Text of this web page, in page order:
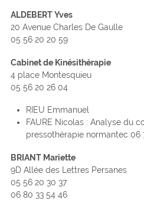
ALDEBERT Yves
20 Avenue Charles De Gaulle
05 56 20 20 59
Cabinet de Kinésithérapie
4 place Montesquieu
05 56 20 26 04
RIEU Emmanuel
FAURE Nicolas : Analyse du
pressothérapie normantec 06
BRIANT Mariette
9D Allée des Lettres Persanes
05 56 20 30 37
06 80 33 54 46